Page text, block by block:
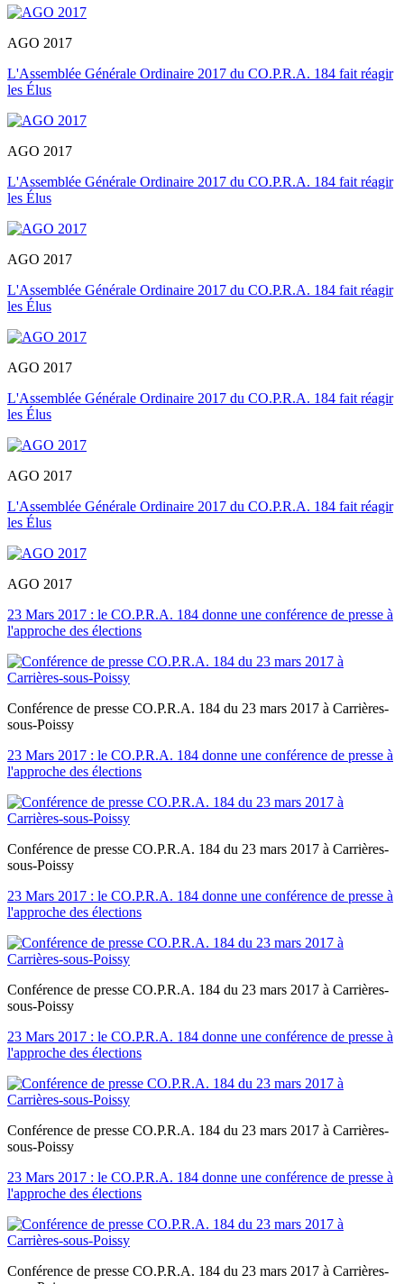
AGO 2017
L'Assemblée Générale Ordinaire 2017 du CO.P.R.A. 184 fait réagir
les Élus
AGO 2017
L'Assemblée Générale Ordinaire 2017 du CO.P.R.A. 184 fait réagir
les Élus
AGO 2017
L'Assemblée Générale Ordinaire 2017 du CO.P.R.A. 184 fait réagir
les Élus
AGO 2017
L'Assemblée Générale Ordinaire 2017 du CO.P.R.A. 184 fait réagir
les Élus
AGO 2017
L'Assemblée Générale Ordinaire 2017 du CO.P.R.A. 184 fait réagir
les Élus
AGO 2017
23 Mars 2017 : le CO.P.R.A. 184 donne une conférence de presse à
l'approche des élections
Conférence de presse CO.P.R.A. 184 du 23 mars 2017 à Carrières-
sous-Poissy
23 Mars 2017 : le CO.P.R.A. 184 donne une conférence de presse à
l'approche des élections
Conférence de presse CO.P.R.A. 184 du 23 mars 2017 à Carrières-
sous-Poissy
23 Mars 2017 : le CO.P.R.A. 184 donne une conférence de presse à
l'approche des élections
Conférence de presse CO.P.R.A. 184 du 23 mars 2017 à Carrières-
sous-Poissy
23 Mars 2017 : le CO.P.R.A. 184 donne une conférence de presse à
l'approche des élections
Conférence de presse CO.P.R.A. 184 du 23 mars 2017 à Carrières-
sous-Poissy
23 Mars 2017 : le CO.P.R.A. 184 donne une conférence de presse à
l'approche des élections
Conférence de presse CO.P.R.A. 184 du 23 mars 2017 à Carrières-